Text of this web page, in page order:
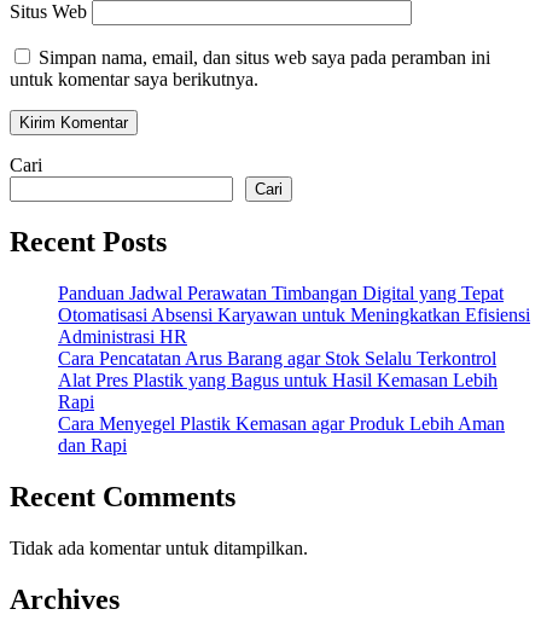
Situs Web
Simpan nama, email, dan situs web saya pada peramban ini
untuk komentar saya berikutnya.
Cari
Cari
Recent Posts
Panduan Jadwal Perawatan Timbangan Digital yang Tepat
Otomatisasi Absensi Karyawan untuk Meningkatkan Efisiensi
Administrasi HR
Cara Pencatatan Arus Barang agar Stok Selalu Terkontrol
Alat Pres Plastik yang Bagus untuk Hasil Kemasan Lebih
Rapi
Cara Menyegel Plastik Kemasan agar Produk Lebih Aman
dan Rapi
Recent Comments
Tidak ada komentar untuk ditampilkan.
Archives